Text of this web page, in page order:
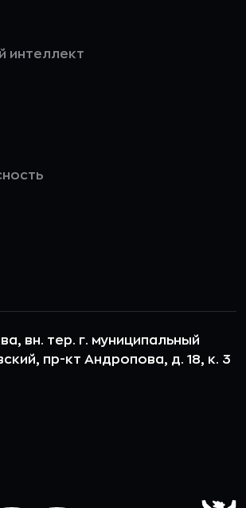
интеллект
вн. тер. г. муниципальный
пр-кт Андропова, д. 18, к. 3